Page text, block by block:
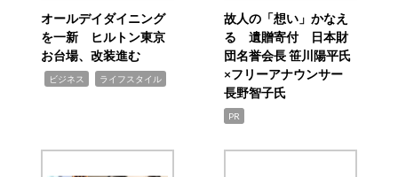
オールデイダイニング
を一新 ヒルトン東京
お台場、改装進む
ビジネス ライフスタイル
故人の「想い」かなえ
る 遺贈寄付 日本財
団名誉会長 笹川陽平氏
×フリーアナウンサー
長野智子氏
PR